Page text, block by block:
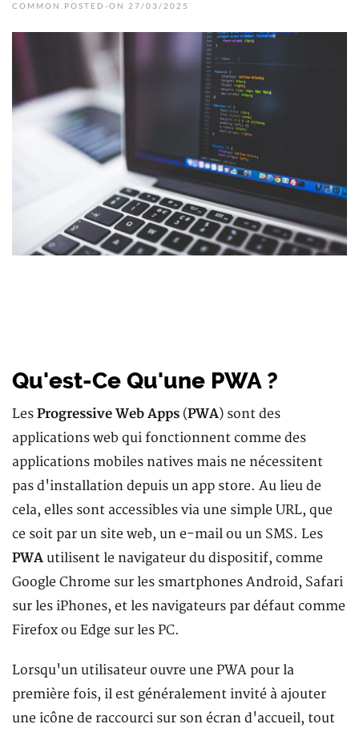
COMMON.POSTED-ON 27/03/2025
Qu'est-Ce Qu'une PWA ?
Les Progressive Web Apps (PWA) sont des
applications web qui fonctionnent comme des
applications mobiles natives mais ne nécessitent
pas d'installation depuis un app store. Au lieu de
cela, elles sont accessibles via une simple URL, que
ce soit par un site web, un e-mail ou un SMS. Les
PWA utilisent le navigateur du dispositif, comme
Google Chrome sur les smartphones Android, Safari
sur les iPhones, et les navigateurs par défaut comme
Firefox ou Edge sur les PC.
Lorsqu'un utilisateur ouvre une PWA pour la
première fois, il est généralement invité à ajouter
une icône de raccourci sur son écran d'accueil, tout